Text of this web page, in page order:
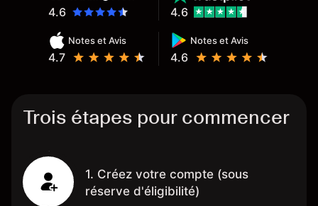
4.6
Notes et Avis
4.7
Notes et Avis
4.6
4.6
Trois étapes pour commencer
1. Créez votre compte (sous
réserve d'éligibilité)